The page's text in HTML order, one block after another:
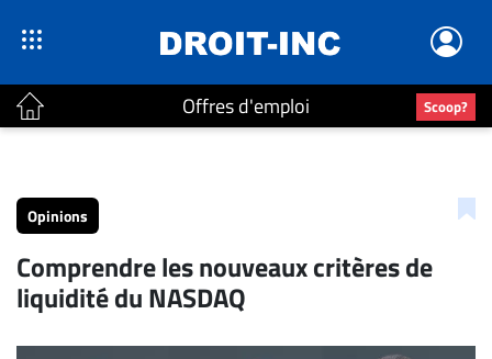
Offres d'emploi Scoop?
Accueil
Continu
Nominations
Bureaux
Opinions
Comprendre les nouveaux critères de
liquidité du NASDAQ